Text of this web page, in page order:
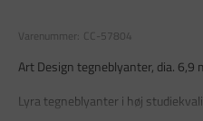
Varenummer: CC-57804
Art Design tegneblyanter, dia. 6,9
Lyra tegneblyanter i høj